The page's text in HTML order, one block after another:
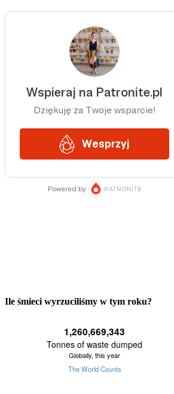
Ile śmieci wyrzuciliśmy w tym roku?